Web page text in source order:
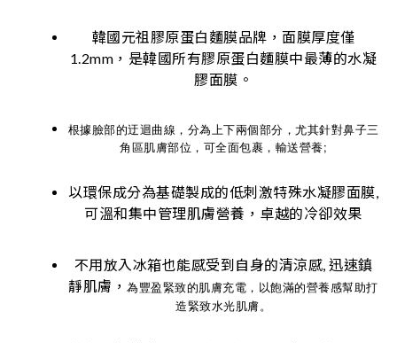
韓國元祖膠原蛋白麵膜品牌，面膜厚度僅
1.2mm，是韓國所有膠原蛋白麵膜中最薄的水凝
膠面膜。
根據臉部的迂迴曲線，分為上下兩個部分，尤其針對鼻子三
角區肌膚部位，可全面包裹，輸送營養;
以環保成分為基礎製成的低刺激特殊水凝膠面膜,
可溫和集中管理肌膚營養，卓越的冷卻效果
不用放入冰箱也能感受到自身的清涼感, 迅速鎮
靜肌膚，為豐盈緊致的肌膚充電，以飽滿的營養感幫助打
造緊致水光肌膚。